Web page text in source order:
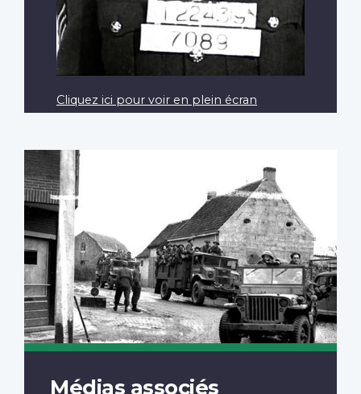
Cliquez ici pour voir en plein écran
Médias associés